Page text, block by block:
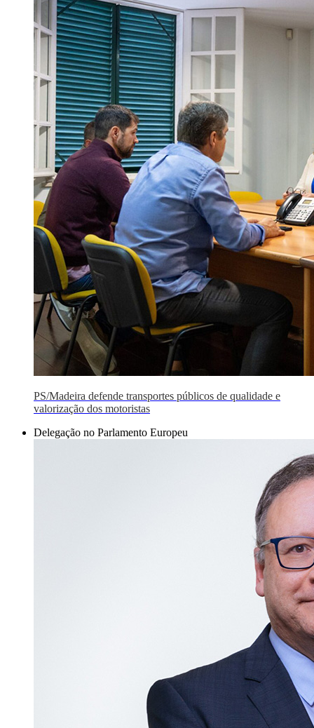
PS/Madeira defende transportes públicos de qualidade e
valorização dos motoristas
Delegação no Parlamento Europeu